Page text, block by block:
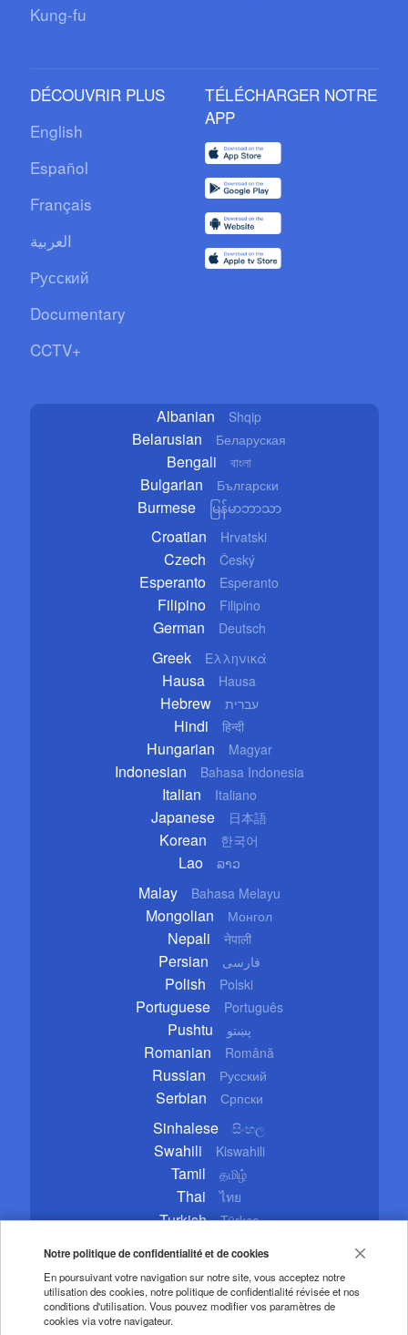
Kung-fu
DÉCOUVRIR PLUS
English
Español
Français
العربية
Русский
Documentary
CCTV+
TÉLÉCHARGER NOTRE
APP
Albanian Shqip
Belarusian Беларуская
Bengali বাংলা
Bulgarian Български
Burmese မြန်မာဘာသာ
Croatian Hrvatski
Czech Český
Esperanto Esperanto
Filipino Filipino
German Deutsch
Greek Ελληνικά
Hausa Hausa
Hebrew עברית
Hindi हिन्दी
Hungarian Magyar
Indonesian Bahasa Indonesia
Italian Italiano
Japanese 日本語
Korean 한국어
Lao ລາວ
Malay Bahasa Melayu
Mongolian Монгол
Nepali नेपाली
Persian فارسی
Polish Polski
Portuguese Português
Pushtu پښتو
Romanian Română
Russian Русский
Serbian Српски
Sinhalese සිංහල
Swahili Kiswahili
Tamil தமிழ்
Thai ไทย
Turkish Türkçe
Vietnamese Tiếng Việt
Copyright © 2020 CGTN. Beijing ICP prepared NO.16065310-3
Notre politique de confidentialité et de cookies
En poursuivant votre navigation sur notre site, vous acceptez notre
utilisation des cookies, notre politique de confidentialité révisée et nos
conditions d'utilisation. Vous pouvez modifier vos paramètres de
cookies via votre navigateur.